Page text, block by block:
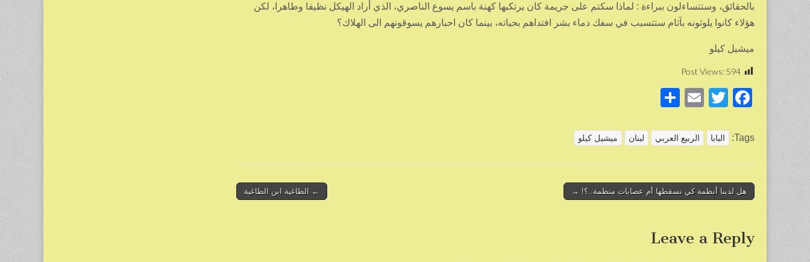
بالحقائق، وستتساءلون ببراءة : لماذا سكتم على جريمة كان يرتكبها كهنة باسم يسوع الناصري، الذي أراد الهيكل نظيفا وطاهرا، لكن
هؤلاء كانوا يلوثونه بآثام ستتسبب في سفك دماء بشر افتداهم بحياته، بينما كان احبارهم يسوقونهم الى الهلاك؟
ميشيل كيلو
Post Views: 594
F
c
o
k
T
tt
E
ail
ar
Tags: البابا الربيع العربي لبنان ميشيل كيلو
Post
← الطاغية ابن الطاغية هل لدينا أنظمة كي نسقطها أم عصابات منظمة..؟! →
Leave a Reply